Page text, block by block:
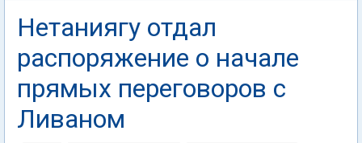
Нетаниягу отдал
распоряжение о начале
прямых переговоров с
Ливаном